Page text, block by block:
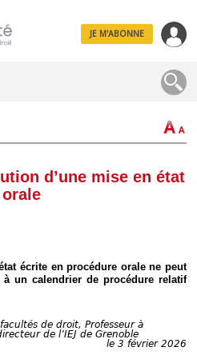
JE M'ABONNE
d’une mise en état
écrite en procédure orale ne peut
un calendrier de procédure relatif
de droit, Professeur à
de l’IEJ de Grenoble
le 3 février 2026